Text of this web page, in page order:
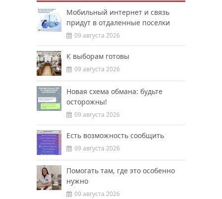
Мобильный интернет и связь
придут в отдаленные поселки
09 августа 2026
К выборам готовы
09 августа 2026
Новая схема обмана: будьте
осторожны!
09 августа 2026
Есть возможность сообщить
09 августа 2026
Помогать там, где это особенно
нужно
09 августа 2026